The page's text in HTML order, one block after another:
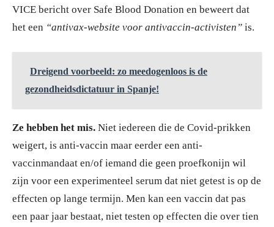
VICE bericht over Safe Blood Donation en beweert dat
het een “antivax-website voor antivaccin-activisten” is.
Dreigend voorbeeld: zo meedogenloos is de
gezondheidsdictatuur in Spanje!
Ze hebben het mis. Niet iedereen die de Covid-prikken
weigert, is anti-vaccin maar eerder een anti-
vaccinmandaat en/of iemand die geen proefkonijn wil
zijn voor een experimenteel serum dat niet getest is op de
effecten op lange termijn. Men kan een vaccin dat pas
een paar jaar bestaat, niet testen op effecten die over tien